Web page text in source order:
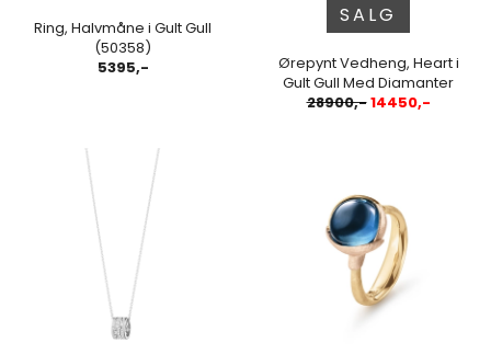
Ring, Halvmåne i Gult Gull
(50358)
5395,-
SALG
Ørepynt Vedheng, Heart i
Gult Gull Med Diamanter
28900,-14450,-